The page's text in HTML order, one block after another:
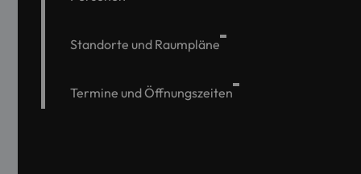
Standorte und Raumpläne
Termine und Öffnungszeiten